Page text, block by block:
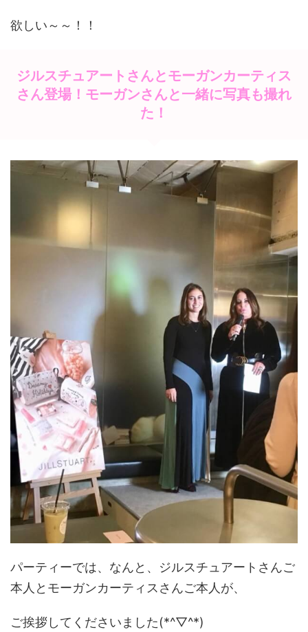
欲しい～～！！
ジルスチュアートさんとモーガンカーティス
さん登場！モーガンさんと一緒に写真も撮れ
た！
パーティーでは、なんと、ジルスチュアートさんご
本人とモーガンカーティスさんご本人が、
ご挨拶してくださいました(*^▽^*)